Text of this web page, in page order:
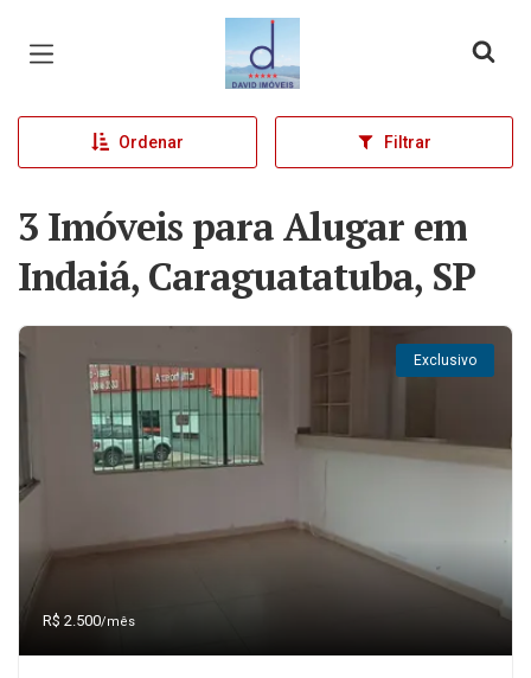
Página inicial
Ordenar Filtrar
3 Imóveis para Alugar em
Indaiá, Caraguatatuba, SP
Exclusivo
R$ 2.500/mês